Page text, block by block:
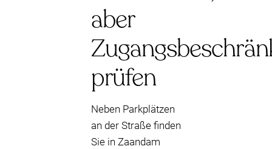
aber
prüfen
Neben Parkplätzen
an der Straße finden
Sie in Zaandam